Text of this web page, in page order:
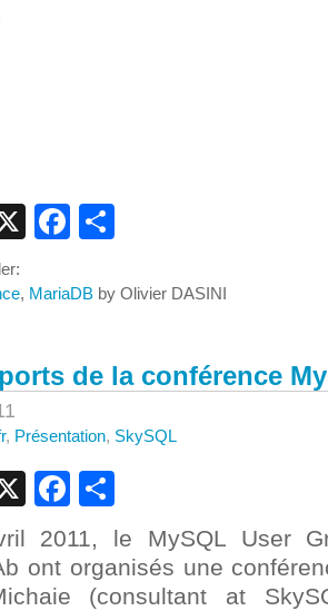
X Facebook
, MariaDB by Olivier DASINI
de la conférence
, Présentation, SkySQL
X Facebook
2011, le MySQL User
ont organisés une
(consultant at